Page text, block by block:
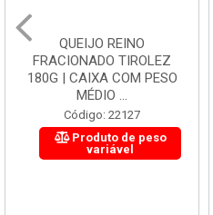
QUEIJO REINO
FRACIONADO TIROLEZ
180G | CAIXA COM PESO
MÉDIO ...
Código: 22127
Produto de peso
variável